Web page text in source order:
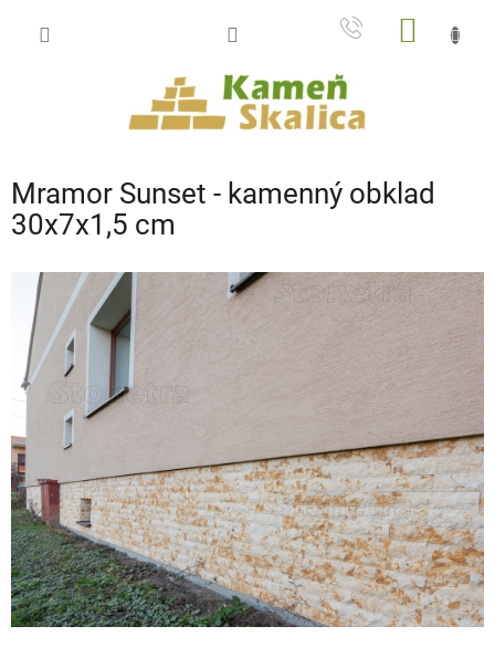
Mramor Sunset - kamenný obklad
30x7x1,5 cm